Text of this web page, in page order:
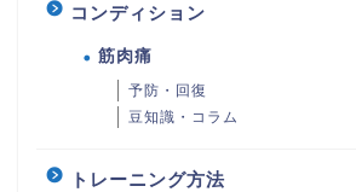
コンディション
筋肉痛
予防・回復
豆知識・コラム
トレーニング方法